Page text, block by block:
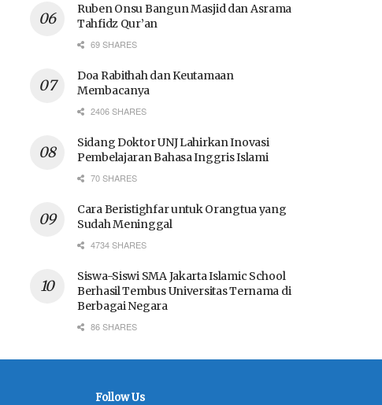
Ruben Onsu Bangun Masjid dan Asrama
Tahfidz Qur’an
69 SHARES
Doa Rabithah dan Keutamaan
Membacanya
2406 SHARES
Sidang Doktor UNJ Lahirkan Inovasi
Pembelajaran Bahasa Inggris Islami
70 SHARES
Cara Beristighfar untuk Orangtua yang
Sudah Meninggal
4734 SHARES
Siswa-Siswi SMA Jakarta Islamic School
Berhasil Tembus Universitas Ternama di
Berbagai Negara
86 SHARES
Follow Us